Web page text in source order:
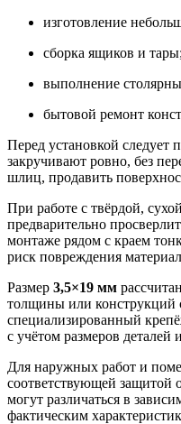
изготовление
сборка ящиков и тары;
выполнение
бытовой ремонт
Перед установкой следует
закручивают ровно, без
шлиц, продавить
При работе с твёрдой,
предварительно
монтаже рядом с краем
риск повреждения
Размер 3,5×19 мм
толщины или конструкций
специализированный
с учётом размеров деталей
Для наружных работ и
соответствующей защитой
могут различаться в
фактическим